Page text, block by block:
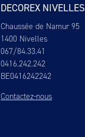
DECOREX NIVELLES
Chaussée de Namur 95
1400 Nivelles
067/84.33.41
0416.242.242
BE0416242242
Contactez-nous